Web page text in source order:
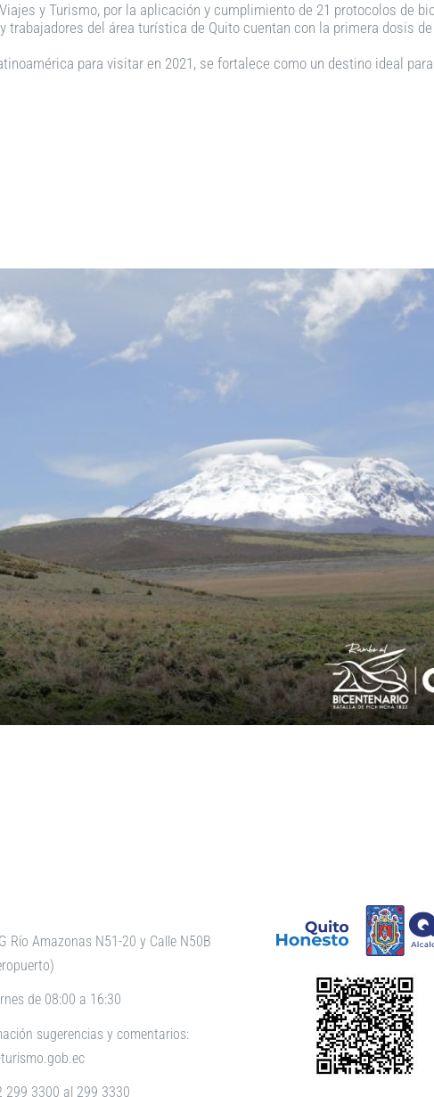
y Turismo, por la aplicación y cumplimiento de 21 protocolos de
del área turística de Quito cuentan con la primera dosis de
para visitar en 2021, se fortalece como un destino ideal
Río Amazonas N51-20 y Calle N50B
de 08:00 a 16:30
sugerencias y comentarios:
299 3300 al 299 3330